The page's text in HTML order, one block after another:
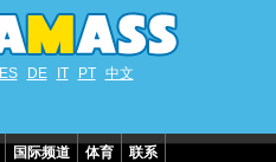
ES DE IT PT 中文
国际频道 体育 联系